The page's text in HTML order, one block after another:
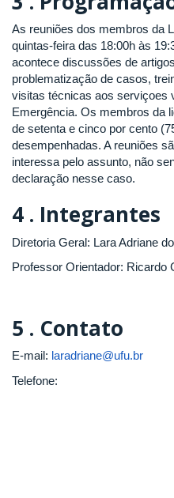
As reuniões dos membros da
quintas-feira das 18:00h às
acontece discussões de
problematização de casos,
visitas técnicas aos serviçoes
Emergência. Os membros da
de setenta e cinco por cento
desempenhadas. A reuniões
interessa pelo assunto, não
declaração nesse caso.
4 . Integrantes
Diretoria Geral: Lara Adriane
Professor Orientador: Ricardo
5 . Contato
E-mail: laradriane@ufu.br
Telefone: